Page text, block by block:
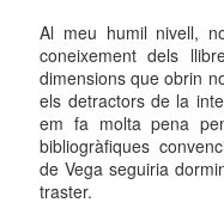
Al meu humil nivell,
coneixement dels
dimensions que obrin
els detractors de la
em fa molta pena
bibliogràfiques
de Vega seguiria
traster.